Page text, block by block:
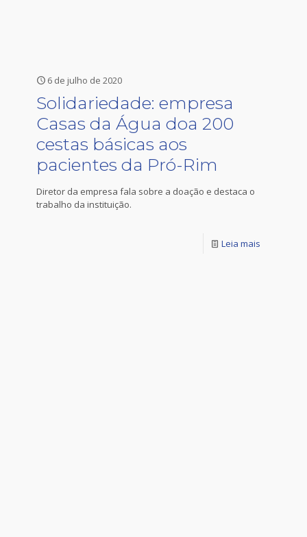
6 de julho de 2020
Solidariedade: empresa
Casas da Água doa 200
cestas básicas aos
pacientes da Pró-Rim
Diretor da empresa fala sobre a doação e destaca o
trabalho da instituição.
Leia mais